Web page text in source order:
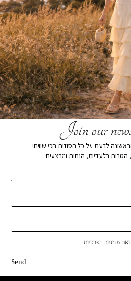
הוסף לרשימת המשאלות
תיאור קצר
משלוחים
החזרות והחלפות
Join our
לדעת על כל הסודות הכי שווים!
הטבות בלעדיות, הנחות ומבצעים.
מדיניות הפרטיות.
Send